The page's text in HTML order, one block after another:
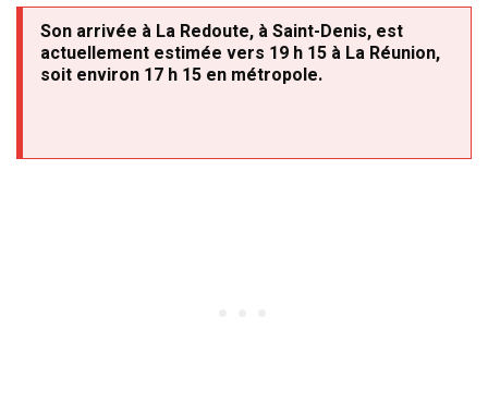
Son arrivée à La Redoute, à Saint-Denis, est
actuellement estimée vers 19 h 15 à La Réunion,
soit environ 17 h 15 en métropole.